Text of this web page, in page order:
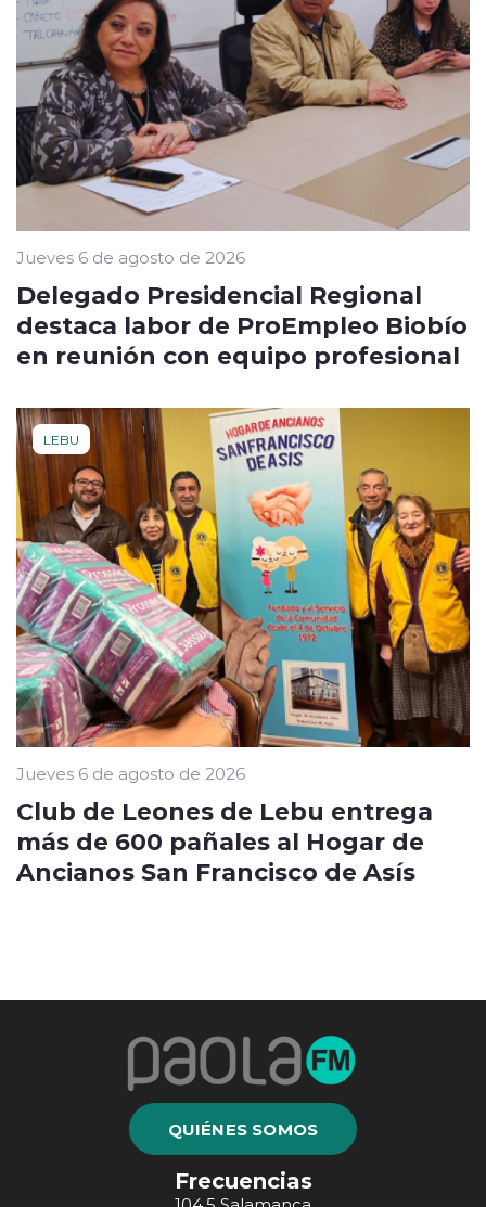
Jueves 6 de agosto de 2026
Delegado Presidencial Regional
destaca labor de ProEmpleo Biobío
en reunión con equipo profesional
LEBU
Jueves 6 de agosto de 2026
Club de Leones de Lebu entrega
más de 600 pañales al Hogar de
Ancianos San Francisco de Asís
QUIÉNES SOMOS
Frecuencias